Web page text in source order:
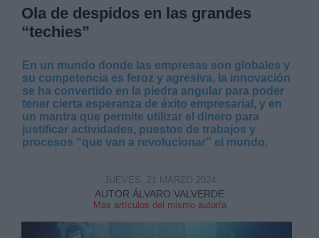
Ola de despidos en las grandes
“techies”
En un mundo donde las empresas son globales y
su competencia es feroz y agresiva, la innovación
se ha convertido en la piedra angular para poder
tener cierta esperanza de éxito empresarial, y en
un mantra que permite utilizar el dinero para
justificar actividades, puestos de trabajos y
procesos “que van a revolucionar” el mundo.
AUTOR ÁLVARO VALVERDE
Mas artículos del mismo autor/a
JUEVES, 21 MARZO 2024
Legitimación:
link